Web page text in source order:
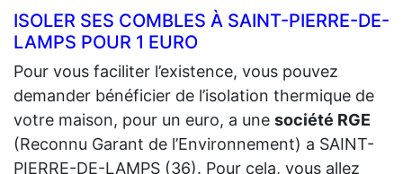
ISOLER SES COMBLES À SAINT-PIERRE-DE-
LAMPS POUR 1 EURO
Pour vous faciliter l’existence, vous pouvez
demander bénéficier de l’isolation thermique de
votre maison, pour un euro, a une société RGE
(Reconnu Garant de l’Environnement) a SAINT-
PIERRE-DE-LAMPS (36). Pour cela, vous allez